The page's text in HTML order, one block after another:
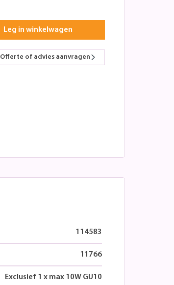
Leg in winkelwagen
Offerte of advies aanvragen
114583
11766
Exclusief 1 x max 10W GU10